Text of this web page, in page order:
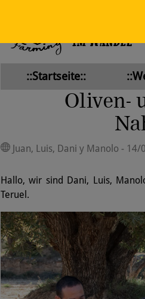
::Startseite::
Oliven-
Juan, Luis, Dani y Manolo -
Hallo, wir sind Dani, Luis,
Teruel.